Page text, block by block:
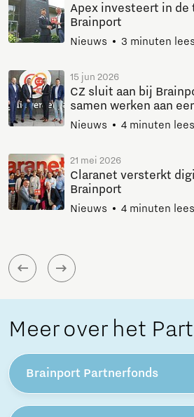
Apex investeert in de
Brainport
Nieuws 3 minuten
15 jun 2026
CZ sluit aan bij
samen werken aan
Nieuws 4 minuten
21 mei 2026
Claranet versterkt
Brainport
Nieuws 4 minuten
Meer over het
Brainport Partnerfonds